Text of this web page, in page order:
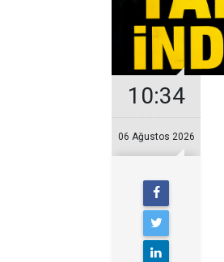
10:34
06 Ağustos 2026